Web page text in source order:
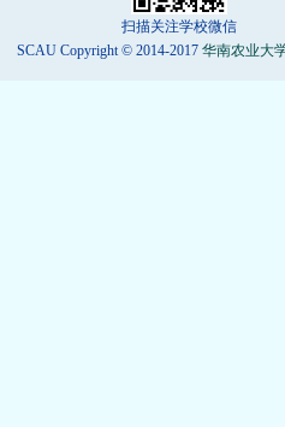
扫描关注学校微信
SCAU Copyright © 2014-2017 华南农业大